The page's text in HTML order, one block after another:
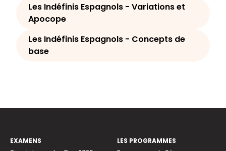
Les Indéfinis Espagnols - Variations et
Apocope
Les Indéfinis Espagnols - Concepts de
base
EXAMENS
LES PROGRAMMES